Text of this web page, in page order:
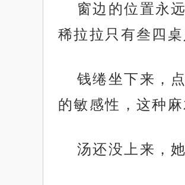
窗边的位置永
稀拉拉只有叁四
钱绻坐下来，
的敏感性，这种
汤还没上来，